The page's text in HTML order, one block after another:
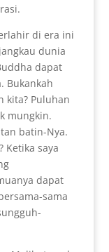
di era ini
dunia
dapat
Bukankah
kita? Puluhan
mungkin.
batin-Nya.
Ketika saya
dapat
sama